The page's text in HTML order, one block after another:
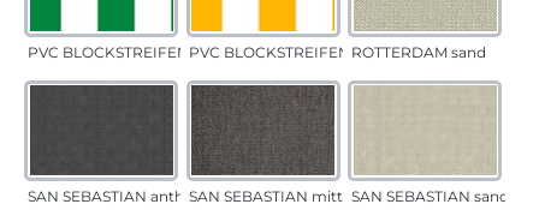
PVC BLOCKSTREIFEN grünPVC BLOCKSTREIFEN gelbROTTERDAM sand
SAN SEBASTIAN anthrazitSAN SEBASTIAN mittelgrauSAN SEBASTIAN sand